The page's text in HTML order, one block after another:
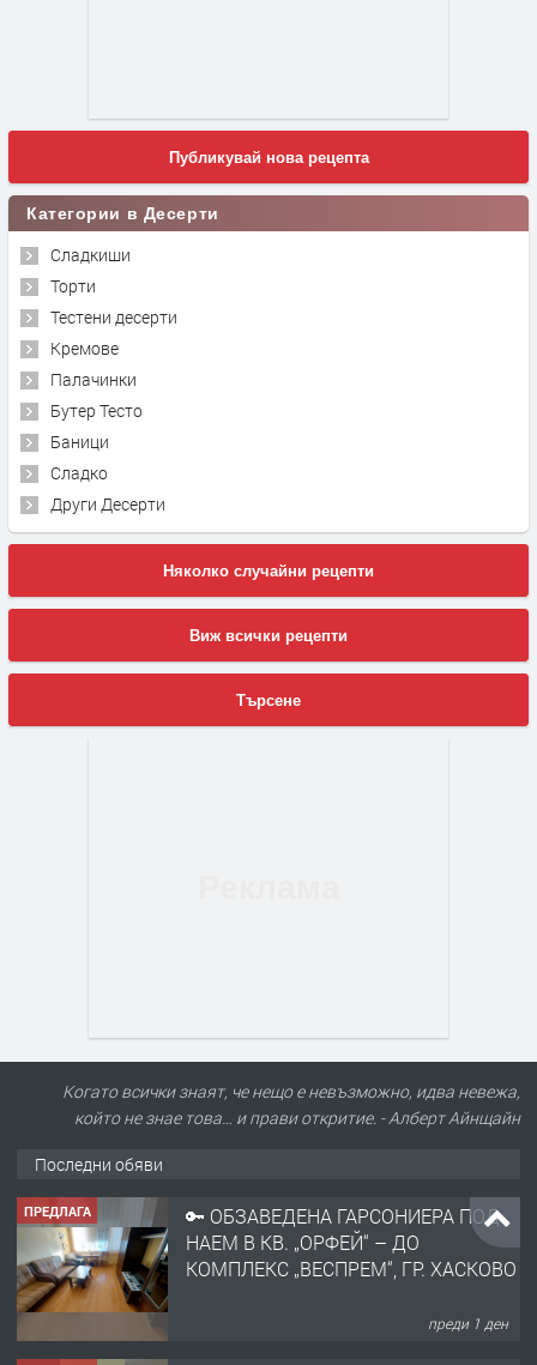
Публикувай нова рецепта
Категории в Десерти
Сладкиши
Торти
Тестени десерти
Кремове
Палачинки
Бутер Тесто
Баници
Сладко
Други Десерти
Няколко случайни рецепти
Виж всички рецепти
Търсене
Когато всички знаят, че нещо е невъзможно, идва невежа,
който не знае това… и прави откритие. - Алберт Айнщайн
Последни обяви
🔑 ОБЗАВЕДЕНА ГАРСОНИЕРА ПОД
НАЕМ В КВ. „ОРФЕЙ“ – ДО
КОМПЛЕКС „ВЕСПРЕМ“, ГР. ХАСКОВО
ПРЕДЛАГА
НАПЪЛНО ОБЗАВЕДЕН И
ОБОРУДВАН ТРИСТАЕН
АПАРТАМЕНТ В ЦЕНТЪРА НА ГР.
преди 2 дни